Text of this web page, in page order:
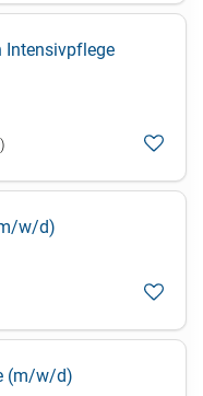
Intensivpflege
w/d)
(m/w/d)